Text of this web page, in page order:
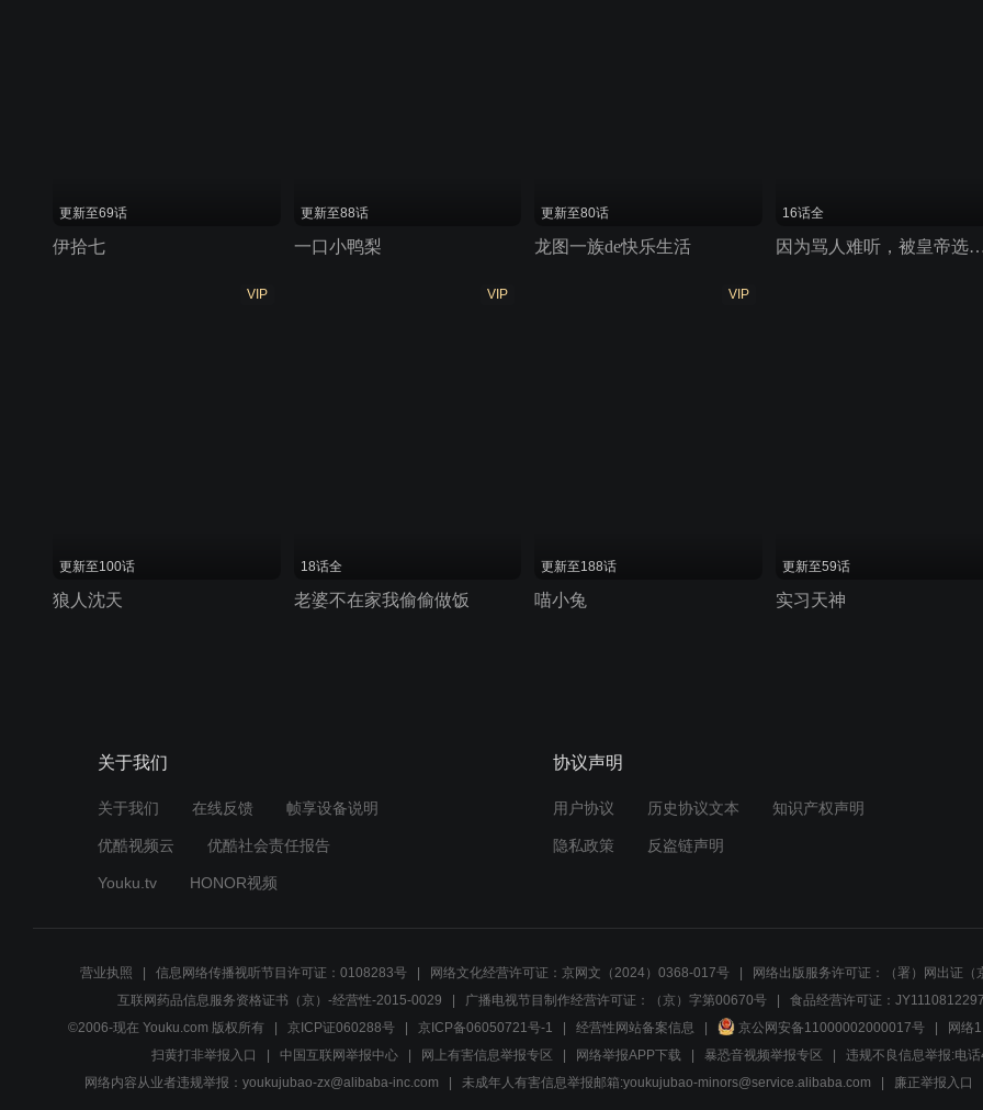
更新至69话
伊拾七
更新至88话
一口小鸭梨
更新至80话
龙图一族de快乐生活
16话全
因为骂人难听，被皇帝
VIP
更新至100话
狼人沈天
VIP
18话全
老婆不在家我偷偷做饭
VIP
更新至188话
喵小兔
更新至59话
实习天神
关于我们
关于我们 在线反馈 帧享设备说明
优酷视频云 优酷社会责任报告
Youku.tv HONOR视频
协议声明
用户协议 历史协议文本 知识产权声明
隐私政策 反盗链声明
营业执照 信息网络传播视听节目许可证：0108283号 网络文化经营许可证：京网文（2024）0368-017号
网络出版服务许可证：（署）网出证（
互联网药品信息服务资格证书（京）-经营性-2015-0029
广播电视节目制作经营许可证：（京）字第00670号
食品经营许可证：
©2006-现在 Youku.com 版权所有
京ICP证060288号 京ICP备06050721号-1 经营性网站备案信息 京公网安备11000002000017号
网络
扫黄打非举报入口
中国互联网举报中心 网上有害信息举报专区 网络举报APP下载 暴恐音视频举报专区
违规不良信息举报:电
网络内容从业者违规举报：youkujubao-zx@alibaba-inc.com
未成年人有害信息举报邮箱:youkujubao-minors@service.alibaba.com 廉正举报入口